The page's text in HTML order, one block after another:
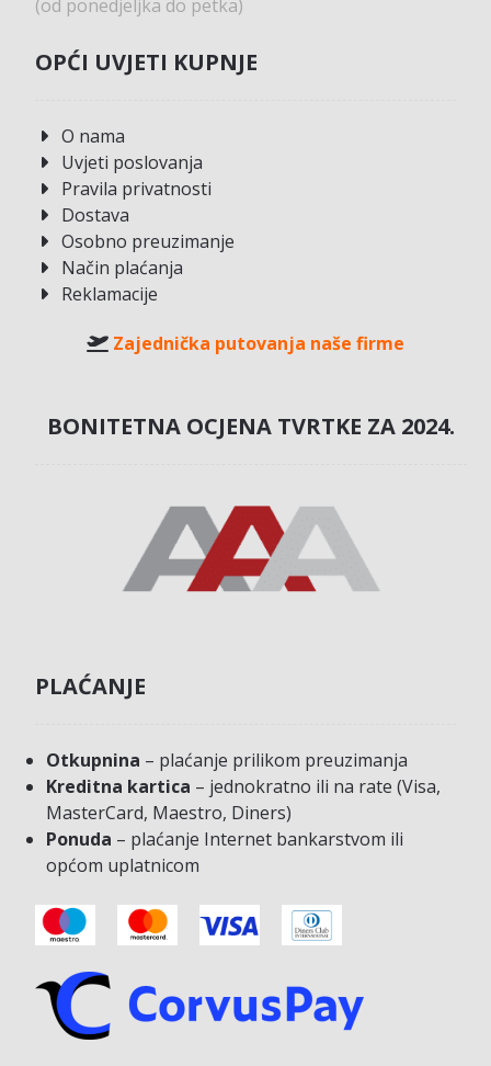
(od ponedjeljka do petka)
OPĆI UVJETI KUPNJE
O nama
Uvjeti poslovanja
Pravila privatnosti
Dostava
Osobno preuzimanje
Način plaćanja
Reklamacije
Zajednička putovanja naše firme
BONITETNA OCJENA TVRTKE ZA 2024.
PLAĆANJE
Otkupnina – plaćanje prilikom preuzimanja
Kreditna kartica – jednokratno ili na rate (Visa,
MasterCard, Maestro, Diners)
Ponuda – plaćanje Internet bankarstvom ili
općom uplatnicom